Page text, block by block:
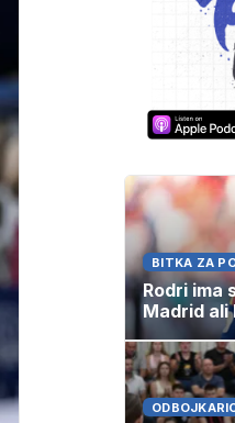
BITKA ZA
Rodri ima
Madrid ali